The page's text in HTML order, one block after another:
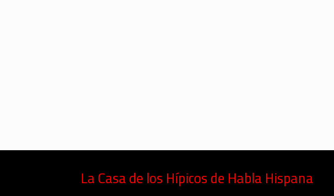
La Casa de los Hípicos de Habla Hispana